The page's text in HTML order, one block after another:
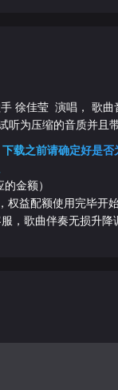
徐佳莹 演唱， 歌曲
听为压缩的音质并且
载之前请确定好是
金额）
益配额使用完毕开始
，歌曲伴奏无损升